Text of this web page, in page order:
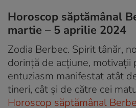
Horoscop săptămânal
martie – 5 aprilie 2024
Zodia Berbec. Spirit tânăr,
dorință de acțiune, motivații
entuziasm manifestat atât
tineri, cât și de către cei
Horoscop săptămânal